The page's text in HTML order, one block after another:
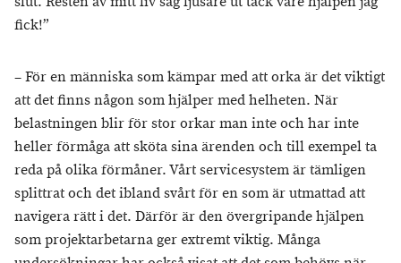
fick!”
– För en människa som kämpar med att orka är det viktigt
att det finns någon som hjälper med helheten. När
belastningen blir för stor orkar man inte och har inte
heller förmåga att sköta sina ärenden och till exempel ta
reda på olika förmåner. Vårt servicesystem är tämligen
splittrat och det ibland svårt för en som är utmattad att
navigera rätt i det. Därför är den övergripande hjälpen
som projektarbetarna ger extremt viktig. Många